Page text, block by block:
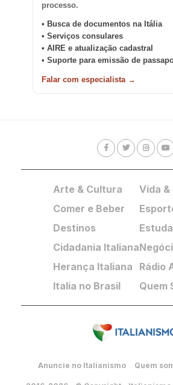
processo.
• Busca de documentos na Itália
• Serviços consulares
• AIRE e atualização cadastral
• Suporte para emissão de
Falar com especialista →
Arte & Cultura
Comer e Beber
Destinos
Cidadania Italiana
Herança Italiana
Italia no Brasil
Vida &
Rádio
Quem
Anuncie no Italianismo Quem